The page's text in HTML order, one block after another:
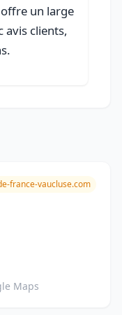
un large
avis clients,
france-vaucluse.com
Maps